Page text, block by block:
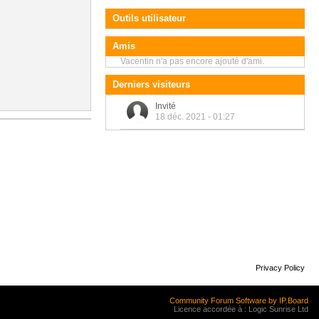
Outils utilisateur
Amis
Vacentin n'a pas encore ajouté d'ami.
Derniers visiteurs
Invité
18 déc. 2021 - 01:27
Privacy Policy
Community Forum Software by IP.Board
Licence accordée à : Logic Sunrise Ltd